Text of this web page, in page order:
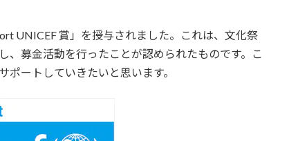
UNICEF 賞」を授与されました。これは、文化祭
、募金活動を行ったことが認められたものです。こ
ートしていきたいと思います。